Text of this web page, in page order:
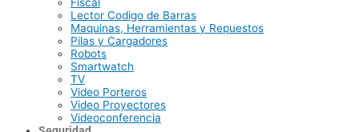
Fiscal
Lector Codigo de Barras
Maquinas, Herramientas y Repuestos
Pilas y Cargadores
Robots
Smartwatch
TV
Video Porteros
Video Proyectores
Videoconferencia